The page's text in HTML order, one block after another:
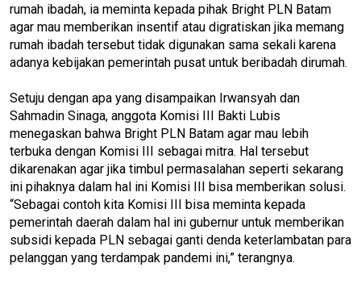
rumah ibadah, ia meminta kepada pihak Bright PLN Batam
agar mau memberikan insentif atau digratiskan jika memang
rumah ibadah tersebut tidak digunakan sama sekali karena
adanya kebijakan pemerintah pusat untuk beribadah dirumah.
Setuju dengan apa yang disampaikan Irwansyah dan
Sahmadin Sinaga, anggota Komisi III Bakti Lubis
menegaskan bahwa Bright PLN Batam agar mau lebih
terbuka dengan Komisi III sebagai mitra. Hal tersebut
dikarenakan agar jika timbul permasalahan seperti sekarang
ini pihaknya dalam hal ini Komisi III bisa memberikan solusi.
“Sebagai contoh kita Komisi III bisa meminta kepada
pemerintah daerah dalam hal ini gubernur untuk memberikan
subsidi kepada PLN sebagai ganti denda keterlambatan para
pelanggan yang terdampak pandemi ini,” terangnya.